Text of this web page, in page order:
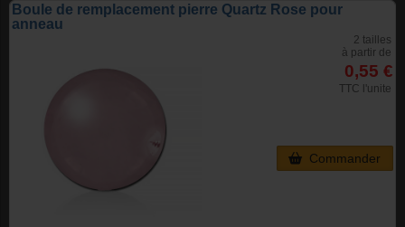
Boule de remplacement pierre Quartz Rose pour
anneau
2 tailles
à partir de
0,55 €
TTC l'unite
Commander